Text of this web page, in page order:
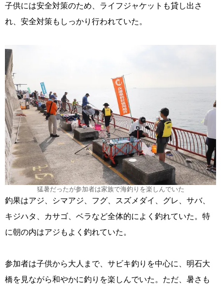
子供には安全対策のため、ライフジャケットも貸し出さ
れ、安全対策もしっかり行われていた。
猛暑だったが参加者は家族で海釣りを楽しんでいた
釣果はアジ、シマアジ、フグ、スズメダイ、グレ、サバ、
キジハタ、カサゴ、ベラなど全体的によく釣れていた。特
に朝の内はアジもよく釣れていた。
参加者は子供から大人まで、サビキ釣りを中心に、明石大
橋を見ながら和やかに釣りを楽しんでいた。ただ、暑さも